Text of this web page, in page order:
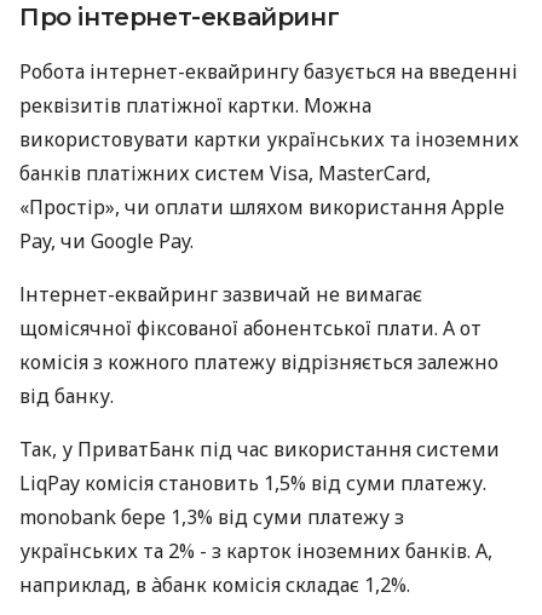
Про інтернет-еквайринг
Робота інтернет-еквайрингу базується на введенні
реквізитів платіжної картки. Можна
використовувати картки українських та іноземних
банків платіжних систем Visa, MasterCard,
«Простір», чи оплати шляхом використання Apple
Pay, чи Google Pay.
Інтернет-еквайринг зазвичай не вимагає
щомісячної фіксованої абонентської плати. А от
комісія з кожного платежу відрізняється залежно
від банку.
Так, у ПриватБанк під час використання системи
LiqPay комісія становить 1,5% від суми платежу.
monobank бере 1,3% від суми платежу з
українських та 2% - з карток іноземних банків. А,
наприклад, в àбанк комісія складає 1,2%.